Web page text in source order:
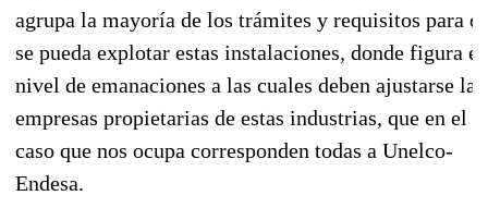
agrupa la mayoría de los trámites y requisitos para
se pueda explotar estas instalaciones, donde figura el
nivel de emanaciones a las cuales deben ajustarse las
empresas propietarias de estas industrias, que en el
caso que nos ocupa corresponden todas a Unelco-
Endesa.